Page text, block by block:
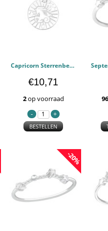
Capricorn Sterrenbeeld - 925 sterling zilver Kettingen PCJW43931
€10,71
2op voorraad
BESTELLEN
96
-20%